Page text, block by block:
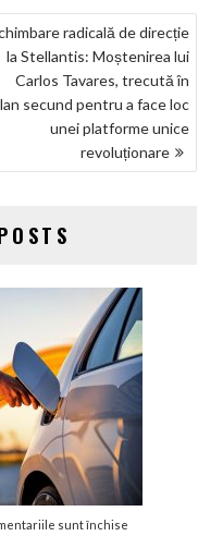
radicală de direcție
la Stellantis: Moștenirea lui
Carlos Tavares, trecută în
secund pentru a face loc
unei platforme unice
revoluționare
sunt închise